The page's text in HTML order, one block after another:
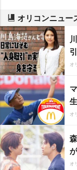
オリコンニュー
オ
オ
オ